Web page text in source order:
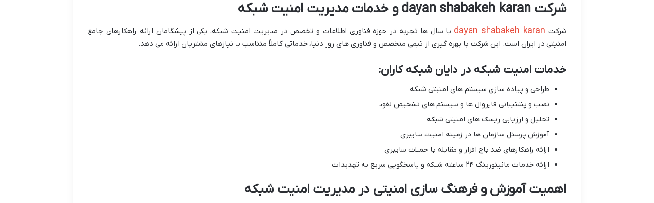
شرکت dayan shabakeh karan و خدمات مدیریت امنیت شبکه
شرکت
با سال ها تجربه در حوزه فناوری اطلاعات و تخصص در مدیریت امنیت شبکه، یکی از پیشگامان ارائه راهکارهای جامع
امنیتی در ایران است. این شرکت با بهره گیری از تیمی متخصص و فناوری های روز دنیا، خدماتی کاملاً متناسب با نیازهای مشتریان ارائه می دهد.
خدمات امنیت شبکه در دایان شبکه کاران:
طراحی و پیاده سازی سیستم های امنیتی شبکه
نصب و پشتیبانی فایروال ها و سیستم های تشخیص نفوذ
تحلیل و ارزیابی ریسک های امنیتی شبکه
آموزش پرسنل سازمان ها در زمینه امنیت سایبری
ارائه راهکارهای ضد باج افزار و مقابله با حملات سایبری
ارائه خدمات مانیتورینگ ۲۴ ساعته شبکه و پاسخگویی سریع به تهدیدات
اهمیت آموزش و فرهنگ سازی امنیتی در مدیریت امنیت شبکه